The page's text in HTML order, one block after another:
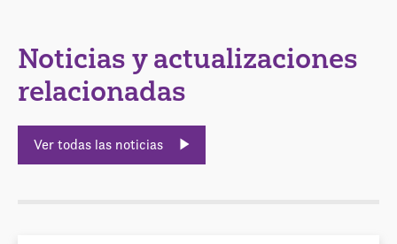
Noticias y actualizaciones
relacionadas
Ver todas las noticias